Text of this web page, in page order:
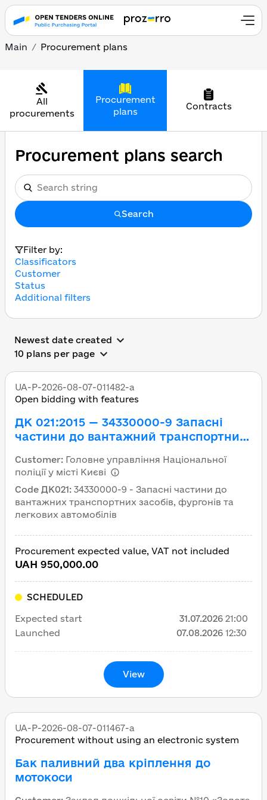
Main Procurement plans
All
procurements
Procurement
plans
Contracts
Procurement plans search
Search
Filter by:
Classificators
Customer
Status
Additional filters
All governmental
Newest date created
10 plans per page
UA-P-2026-08-07-011482-a
Open bidding with features
ДК 021:2015 — 34330000-9 Запасні
частини до вантажний транспортних
автомобілів (Запасні частини до
автомобілів)
Customer: Головне управління Національної
поліції у місті Києві
Code ДК021: 34330000-9 - Запасні частини до
вантажних транспортних засобів, фургонів та
легкових автомобілів
Procurement expected value, VAT not included
UAH 950,000.00
SCHEDULED
Expected start 31.07.2026 21:00
Launched
07.08.2026 12:30
View
UA-P-2026-08-07-011467-a
Procurement without using an electronic system
Бак паливний два кріплення до
мотокоси